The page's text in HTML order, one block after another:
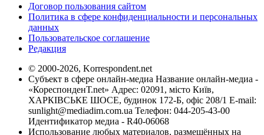
Договор пользования сайтом
Политика в сфере конфиденциальности и персональных
данных
Пользовательское соглашение
Редакция
© 2000-2026, Korrespondent.net
Субъект в сфере онлайн-медиа Название онлайн-медиа -
«КореспонденТ.net» Адрес: 02091, місто Київ,
ХАРКІВСЬКЕ ШОСЕ, будинок 172-Б, офіс 208/1 E-mail:
sunlight@mediadim.com.ua Телефон: 044-205-43-00
Идентификатор медиа - R40-06068
Использование любых материалов, размещённых на